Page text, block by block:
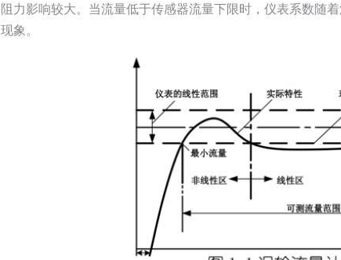
阻力影响较大。当流量低于传感器流量下限时，仪表系数随
现象。